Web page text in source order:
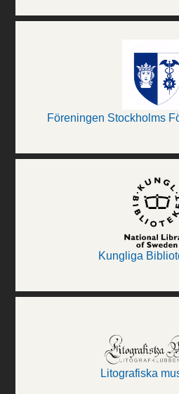
Föreningen Stockholms
Kungliga
Litografiska